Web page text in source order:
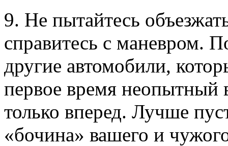
9. Не пытайтесь
справитесь с маневром.
другие автомобили,
первое время неопытный
только вперед. Лучше
«бочина» вашего и